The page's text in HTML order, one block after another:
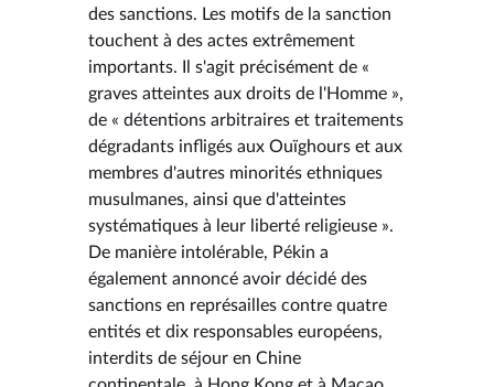
des sanctions. Les motifs de la sanction
touchent à des actes extrêmement
importants. Il s'agit précisément de «
graves atteintes aux droits de l'Homme »,
de « détentions arbitraires et traitements
dégradants infligés aux Ouïghours et aux
membres d'autres minorités ethniques
musulmanes, ainsi que d'atteintes
systématiques à leur liberté religieuse ».
De manière intolérable, Pékin a
également annoncé avoir décidé des
sanctions en représailles contre quatre
entités et dix responsables européens,
interdits de séjour en Chine